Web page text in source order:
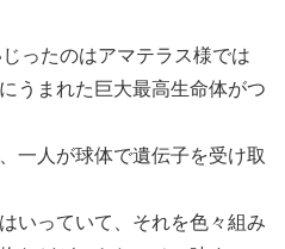
ったのはアマテラス様では
うまれた巨大最高生命体がつ
一人が球体で遺伝子を受け取
いっていて、それを色々組み